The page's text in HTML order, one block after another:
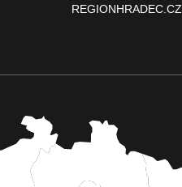
REGIONHRADEC.CZ